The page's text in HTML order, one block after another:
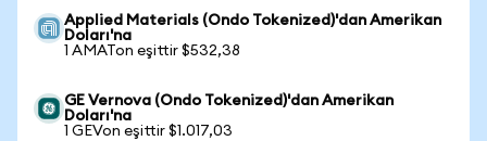
Applied Materials (Ondo Tokenized)'dan Amerikan
Doları'na
1 AMATon eşittir $532,38
GE Vernova (Ondo Tokenized)'dan Amerikan
Doları'na
1 GEVon eşittir $1.017,03